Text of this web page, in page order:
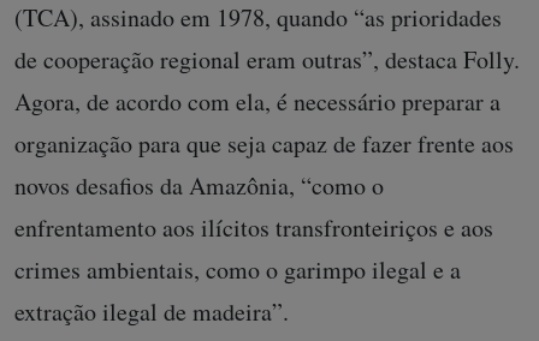
(TCA), assinado em 1978, quando “as prioridades
de cooperação regional eram outras”, destaca Folly.
Agora, de acordo com ela, é necessário preparar a
organização para que seja capaz de fazer frente aos
novos desafios da Amazônia, “como o
enfrentamento aos ilícitos transfronteiriços e aos
crimes ambientais, como o garimpo ilegal e a
extração ilegal de madeira”.